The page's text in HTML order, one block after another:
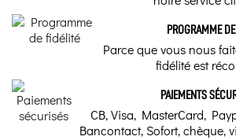
PROGRAMME
Parce que vous nous
fidélité est
PAIEMENTS
CB, Visa, MasterCard,
Bancontact, Sofort, chèque,